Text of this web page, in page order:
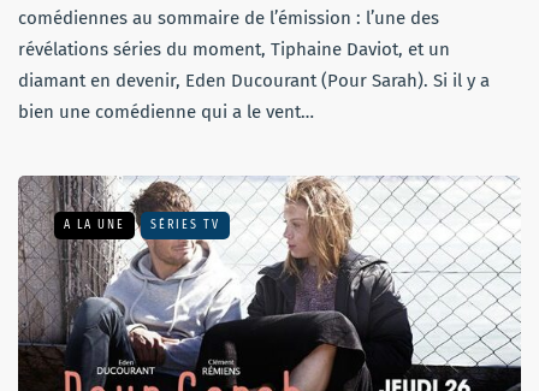
comédiennes au sommaire de l’émission : l’une des
révélations séries du moment, Tiphaine Daviot, et un
diamant en devenir, Eden Ducourant (Pour Sarah). Si il y a
bien une comédienne qui a le vent…
A LA UNE SÉRIES TV